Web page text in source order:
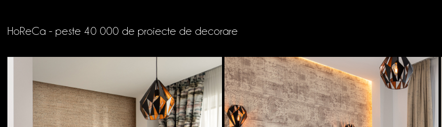
HoReCa - peste 40 000 de proiecte de decorare